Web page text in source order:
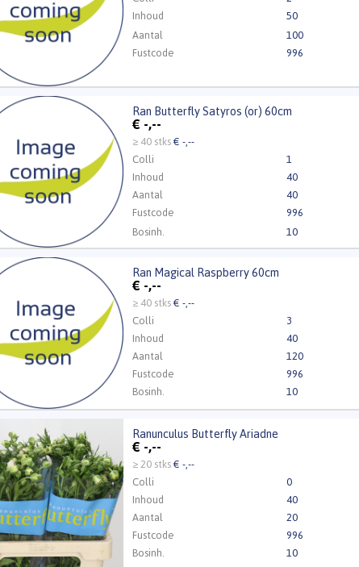
Inhoud
50
Aantal
100
Fustcode
996
Ran Butterfly Satyros (or) 60cm
€ -,--
≥ 40 stks€ -,--
Colli
1
Inhoud
40
Aantal
40
Fustcode
996
Bosinh.
10
Ran Butterfly Satyros (or) 60cm
U moet ingelogd zijn om te kunnen kopen.
Ran Magical Raspberry 60cm
€ -,--
≥ 40 stks€ -,--
Colli
3
Inhoud
40
Aantal
120
Fustcode
996
Bosinh.
10
Ran Magical Raspberry 60cm
U moet ingelogd zijn om te kunnen kopen.
Ranunculus Butterfly Ariadne
€ -,--
≥ 20 stks€ -,--
Colli
0
Inhoud
40
Aantal
20
Fustcode
996
Bosinh.
10
Ranunculus Butterfly Ariadne
U moet ingelogd zijn om te kunnen kopen.